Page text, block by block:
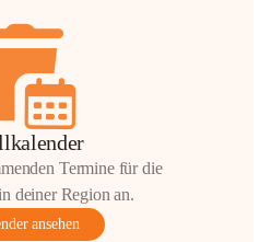
Termine für die
deiner Region an.
ansehen